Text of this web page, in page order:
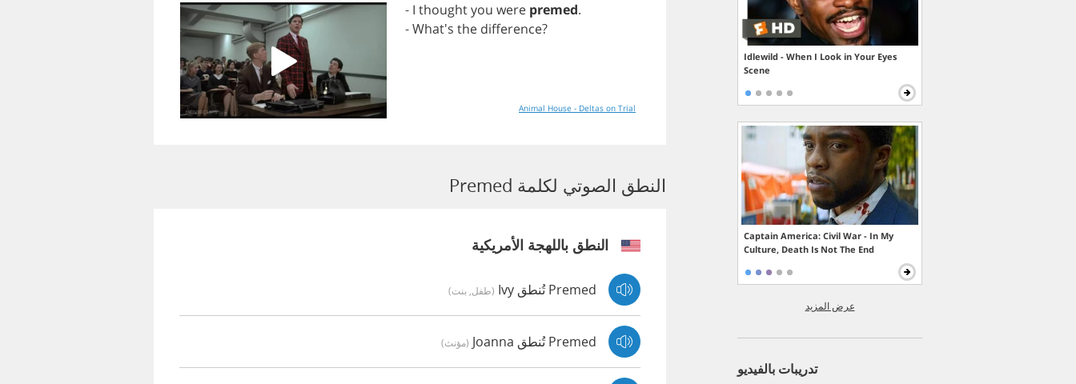
- I thoughtyou were premed.
- What's the difference?
Animal House - Deltas on Trial
النطق الصوتي لكلمة Premed
النطق باللهجة الأمريكية
Premed تُنطق Ivy (طفل, بنت)
Premed تُنطق Joanna (مؤنث)
Idlewild - When I Look in Your Eyes
Scene
Captain America: Civil War - In My
Culture, Death Is Not The End
عرض المزيد
تدريبات بالفيديو